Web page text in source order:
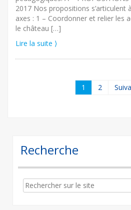
2017 Nos propositions s’articulent
axes : 1 – Coordonner et relier les
le château […]
Lire la suite ⟩
1 2
Recherche
Search
for: